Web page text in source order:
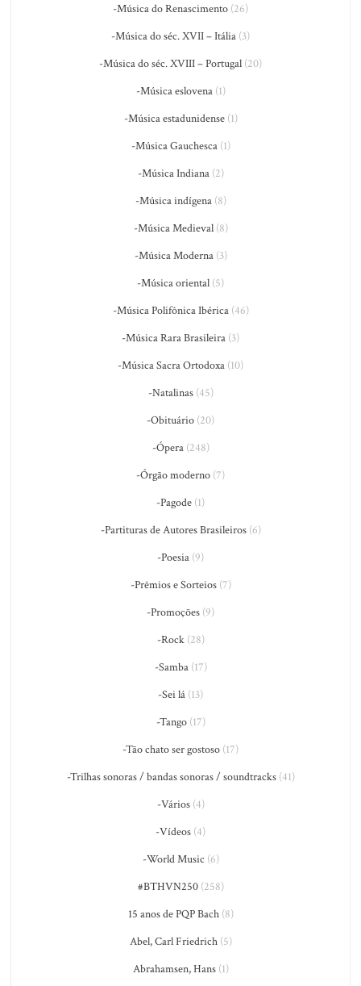
-Música do Renascimento (26)
-Música do séc. XVII – Itália (3)
-Música do séc. XVIII – Portugal (20)
-Música eslovena(1)
-Música estadunidense(1)
-Música Gauchesca(1)
-Música Indiana(2)
-Música indígena(8)
-Música Medieval(8)
-Música Moderna(3)
-Música oriental (5)
-Música Polifônica Ibérica(46)
-Música Rara Brasileira (3)
-Música Sacra Ortodoxa (10)
-Natalinas(45)
-Obituário (20)
-Ópera(248)
-Órgão moderno (7)
-Pagode (1)
-Partituras de Autores Brasileiros(6)
-Poesia (9)
-Prêmios e Sorteios(7)
-Promoções (9)
-Rock(28)
-Samba(17)
-Sei lá (13)
-Tango(17)
-Tão chato ser gostoso (17)
-Trilhas sonoras / bandas sonoras / soundtracks(41)
-Vários(4)
-Vídeos (4)
-World Music (6)
#BTHVN250(258)
15 anos de PQP Bach(8)
Abel, Carl Friedrich(5)
Abrahamsen, Hans(1)